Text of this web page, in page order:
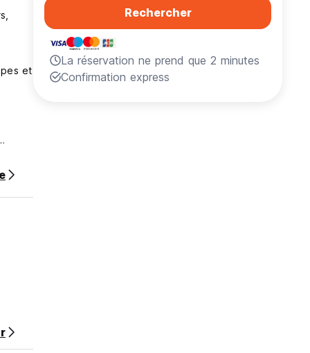
et
Rechercher
La réservation ne prend que 2 minutes
Confirmation express